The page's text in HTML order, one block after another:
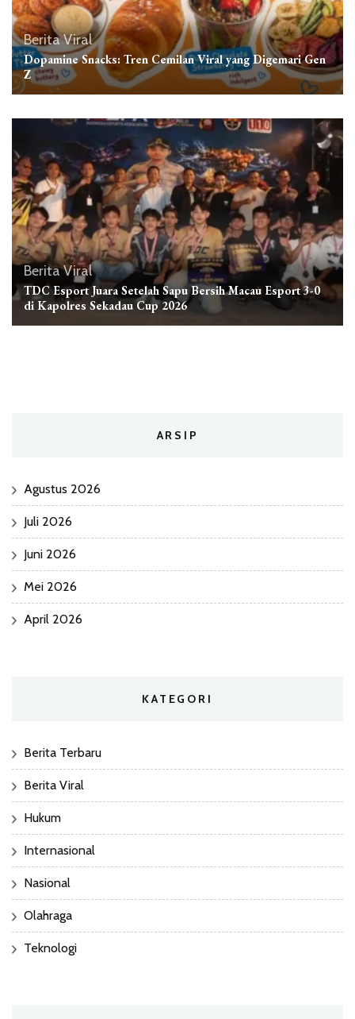
Berita Viral
Dopamine Snacks: Tren Cemilan Viral yang Digemari Gen
Z
Berita Viral
TDC Esport Juara Setelah Sapu Bersih Macau Esport 3-0
di Kapolres Sekadau Cup 2026
ARSIP
Agustus 2026
Juli 2026
Juni 2026
Mei 2026
April 2026
KATEGORI
Berita Terbaru
Berita Viral
Hukum
Internasional
Nasional
Olahraga
Teknologi